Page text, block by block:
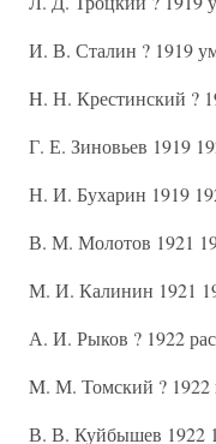
И. В. Сталин ? 1919
H. Н. Крестинский ?
Г. Е. Зиновьев 1919
Н. И. Бухарин 1919
В. М. Молотов 1921
М. И. Калинин 1921
А. И. Рыков ? 1922
M. М. Томский ? 1922
В. В. Куйбышев 1922